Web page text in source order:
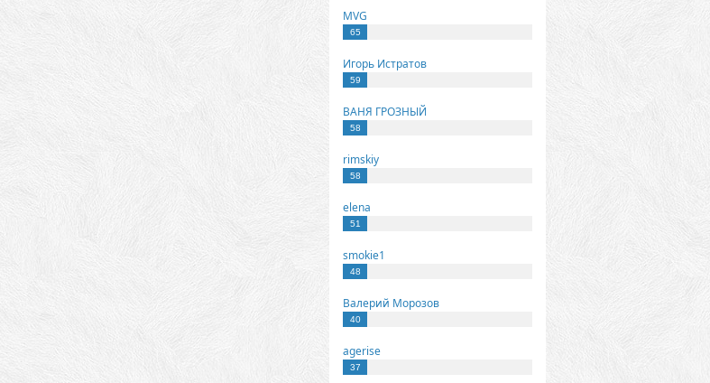
MVG
65
Игорь Истратов
59
ВАНЯ ГРОЗНЫЙ
58
rimskiy
58
elena
51
smokie1
48
Валерий Морозов
40
agerise
37